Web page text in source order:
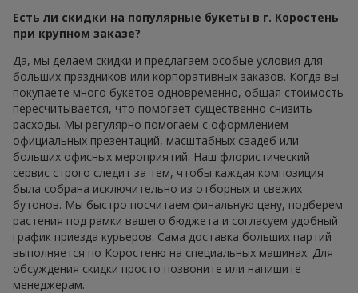
Есть ли скидки на популярные букеты в г. Коростень
при крупном заказе?
Да, мы делаем скидки и предлагаем особые условия для
больших праздников или корпоративных заказов. Когда вы
покупаете много букетов одновременно, общая стоимость
пересчитывается, что помогает существенно снизить
расходы. Мы регулярно помогаем с оформлением
официальных презентаций, масштабных свадеб или
больших офисных мероприятий. Наш флористический
сервис строго следит за тем, чтобы каждая композиция
была собрана исключительно из отборных и свежих
бутонов. Мы быстро посчитаем финальную цену, подберем
растения под рамки вашего бюджета и согласуем удобный
график приезда курьеров. Сама доставка больших партий
выполняется по Коростеню на специальных машинах. Для
обсуждения скидки просто позвоните или напишите
менеджерам.